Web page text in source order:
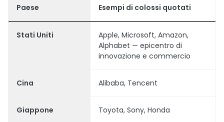
Paese Esempi di colossi quotati
Stati Uniti
Apple, Microsoft, Amazon,
Alphabet — epicentro di
innovazione e commercio
Cina Alibaba, Tencent
Giappone Toyota, Sony, Honda